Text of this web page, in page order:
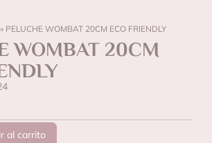
» PELUCHE WOMBAT 20CM ECO FRIENDLY
WOMBAT 20CM
al carrito